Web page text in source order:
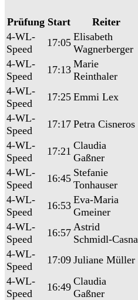
Prüfung Start Reiter
4-WL-
Speed
17:05 Elisabeth
Wagnerberger
4-WL-
Speed
17:13 Marie
Reinthaler
4-WL-
Speed
17:25 Emmi Lex
4-WL-
Speed
17:17 Petra Cisneros
4-WL-
Speed
17:21 Claudia
Gaßner
4-WL-
Speed
16:45 Stefanie
Tonhauser
4-WL-
Speed
16:53 Eva-Maria
Gmeiner
4-WL-
Speed
16:57 Astrid
Schmidl-Casna
4-WL-
Speed
17:09 Juliane Müller
4-WL-
Speed
16:49 Claudia
Gaßner